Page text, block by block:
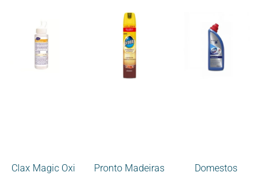
Clax Magic Oxi
Pronto Madeiras
Domestos